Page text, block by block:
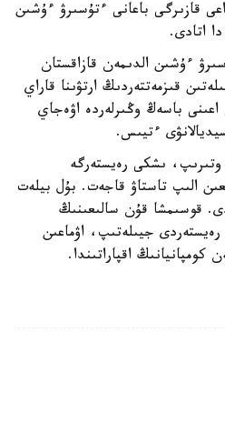
قازىرگى باعانى ءتۇسىرۋ ءۇشىن
اتادى.
ءۇشىن الدىمەن قازاقستان
قىزمەتتەردىڭ ارتۋىنا قاراي
باسەڭ وڭىرلەردە اۋەجاي
ءتيىس.
ىشكى رەيستەرگە
الىپ تاستاۋ قاجەت. بۇل بيلەت
قوسىمشا قۇن سالىعىنىڭ
رەيستەردى جيىلەتىپ، اۋماعىن
اقپاراتىندا.